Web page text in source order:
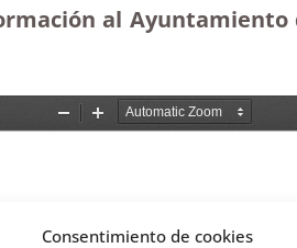
Consentimiento de cookies
al